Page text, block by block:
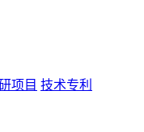
项目 技术专利